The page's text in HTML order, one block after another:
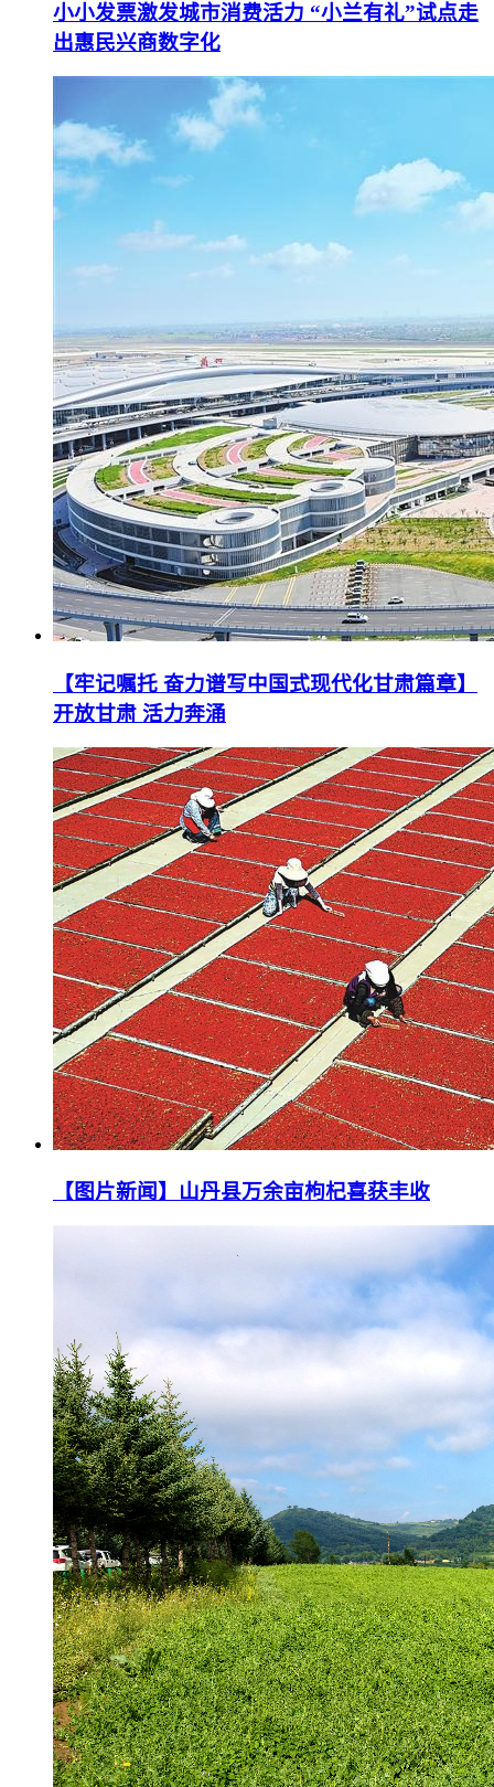
小小发票激发城市消费活力 “小兰有礼”试点走
出惠民兴商数字化
【牢记嘱托 奋力谱写中国式现代化甘肃篇章】
开放甘肃 活力奔涌
【图片新闻】山丹县万余亩枸杞喜获丰收